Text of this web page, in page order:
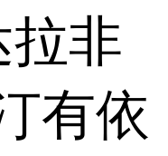
非
有依